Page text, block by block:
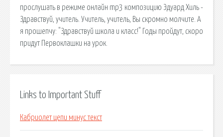
прослушать в режиме онлайн mp3 композицию Эдуард Хиль -
Здравствуй, учитель. Учитель, учитель, Вы скромно молчите. А
я прошепчу: "Здравствуй школа и класс!" Годы пройдут, скоро
придут Первоклашки на урок.
Links to Important Stuff
Кабриолет цепи минус текст